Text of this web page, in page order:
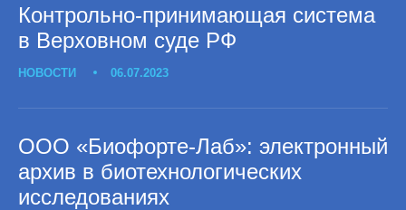
Контрольно-принимающая система
в Верховном суде РФ
НОВОСТИ 06.07.2023
ООО «Биофорте-Лаб»: электронный
архив в биотехнологических
исследованиях